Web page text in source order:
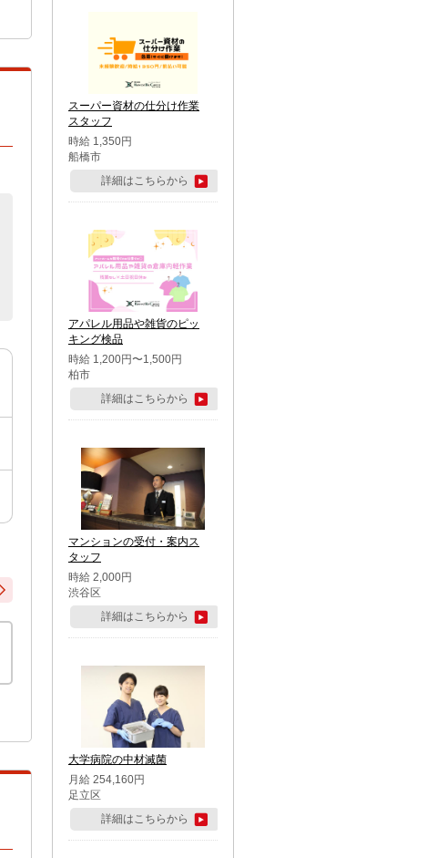
スーパー資材の仕分け作業
スタッフ
時給 1,350円
船橋市
詳細はこちらから
アパレル用品や雑貨のピッ
キング検品
時給 1,200円〜1,500円
柏市
詳細はこちらから
マンションの受付・案内ス
タッフ
時給 2,000円
渋谷区
詳細はこちらから
大学病院の中材滅菌
月給 254,160円
足立区
詳細はこちらから